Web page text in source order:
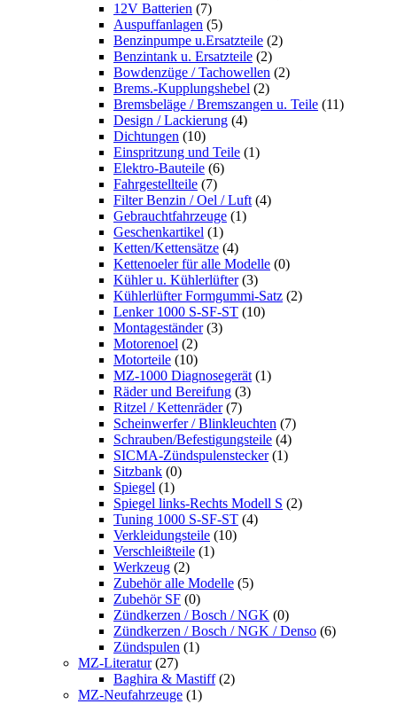
12V Batterien (7)
Auspuffanlagen (5)
Benzinpumpe u.Ersatzteile (2)
Benzintank u. Ersatzteile (2)
Bowdenzüge / Tachowellen (2)
Brems.-Kupplungshebel (2)
Bremsbeläge / Bremszangen u. Teile (11)
Design / Lackierung (4)
Dichtungen (10)
Einspritzung und Teile (1)
Elektro-Bauteile (6)
Fahrgestellteile (7)
Filter Benzin / Oel / Luft (4)
Gebrauchtfahrzeuge (1)
Geschenkartikel (1)
Ketten/Kettensätze (4)
Kettenoeler für alle Modelle (0)
Kühler u. Kühlerlüfter (3)
Kühlerlüfter Formgummi-Satz (2)
Lenker 1000 S-SF-ST (10)
Montageständer (3)
Motorenoel (2)
Motorteile (10)
MZ-1000 Diagnosegerät (1)
Räder und Bereifung (3)
Ritzel / Kettenräder (7)
Scheinwerfer / Blinkleuchten (7)
Schrauben/Befestigungsteile (4)
SICMA-Zündspulenstecker (1)
Sitzbank (0)
Spiegel (1)
Spiegel links-Rechts Modell S (2)
Tuning 1000 S-SF-ST (4)
Verkleidungsteile (10)
Verschleißteile (1)
Werkzeug (2)
Zubehör alle Modelle (5)
Zubehör SF (0)
Zündkerzen / Bosch / NGK (0)
Zündkerzen / Bosch / NGK / Denso (6)
Zündspulen (1)
MZ-Literatur (27)
Baghira & Mastiff (2)
MZ-Neufahrzeuge (1)